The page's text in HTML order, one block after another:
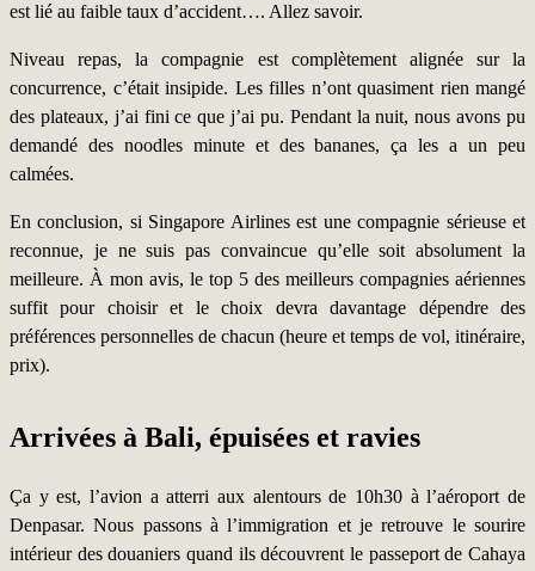
est lié au faible taux d’accident…. Allez savoir.
Niveau repas, la compagnie est complètement alignée sur la
concurrence, c’était insipide. Les filles n’ont quasiment rien mangé
des plateaux, j’ai fini ce que j’ai pu. Pendant la nuit, nous avons pu
demandé des noodles minute et des bananes, ça les a un peu
calmées.
En conclusion, si Singapore Airlines est une compagnie sérieuse et
reconnue, je ne suis pas convaincue qu’elle soit absolument la
meilleure. À mon avis, le top 5 des meilleurs compagnies aériennes
suffit pour choisir et le choix devra davantage dépendre des
préférences personnelles de chacun (heure et temps de vol, itinéraire,
prix).
Arrivées à Bali, épuisées et ravies
Ça y est, l’avion a atterri aux alentours de 10h30 à l’aéroport de
Denpasar. Nous passons à l’immigration et je retrouve le sourire
intérieur des douaniers quand ils découvrent le passeport de Cahaya